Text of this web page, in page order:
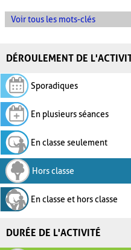
Voir tous les mots-clés
DÉROULEMENT DE
Sporadiques
En plusieurs séances
En classe seulement
Hors classe
En classe et hors classe
DURÉE DE L'ACTIVITÉ